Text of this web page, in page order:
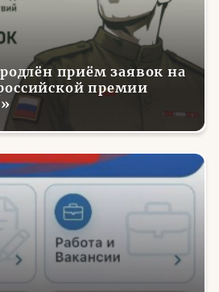
приём заявок на
премии